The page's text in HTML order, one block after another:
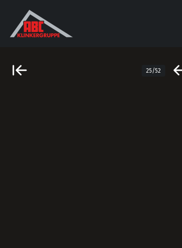
25/52